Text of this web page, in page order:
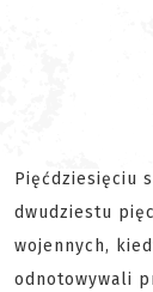
Pięćdziesięciu
dwudziestu
wojennych,
odnotowywali